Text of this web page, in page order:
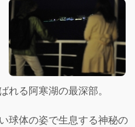
れる阿寒湖の最深部。
球体の姿で生息する神秘の